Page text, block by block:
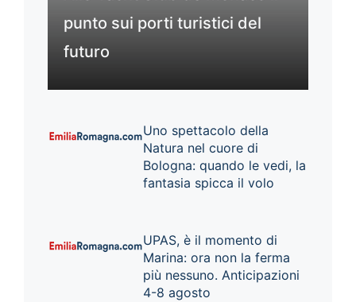
punto sui porti turistici del
futuro
Uno spettacolo della
Natura nel cuore di
Bologna: quando le vedi, la
fantasia spicca il volo
UPAS, è il momento di
Marina: ora non la ferma
più nessuno. Anticipazioni
4-8 agosto